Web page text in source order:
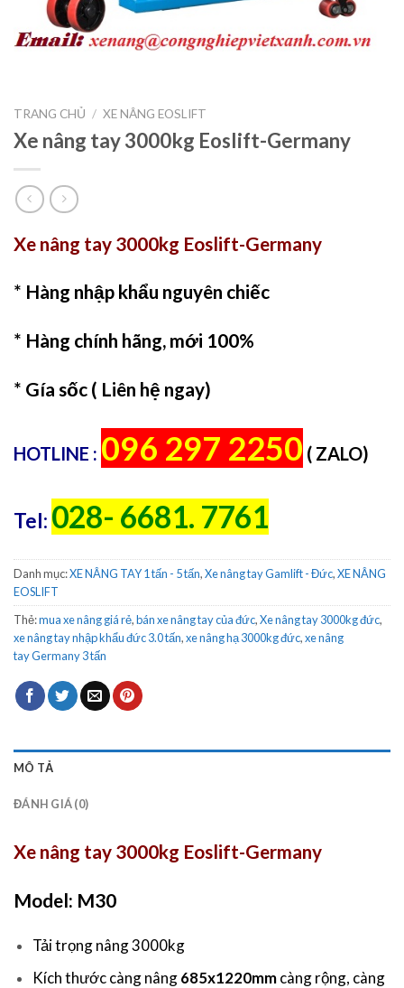
TRANG CHỦ / XE NÂNG EOSLIFT
Xe nâng tay 3000kg Eoslift-Germany
Xe nâng tay 3000kg Eoslift-Germany
* Hàng nhập khẩu nguyên chiếc
* Hàng chính hãng, mới 100%
* Gía sốc ( Liên hệ ngay)
HOTLINE : 096 297 2250 ( ZALO)
Tel: 028- 6681. 7761
Danh mục:XE NÂNG TAY 1 tấn - 5 tấn,Xe nâng tay Gamlift - Đức,XE NÂNG
EOSLIFT
Thẻ:mua xe nâng giá rẻ,bán xe nâng tay của đức,Xe nâng tay 3000kg đức,
xe nâng tay nhập khẩu đức 3.0 tấn,xe nâng hạ 3000kg đức,xe nâng
tay Germany 3 tấn
MÔ TẢ
ĐÁNH GIÁ (0)
Xe nâng tay 3000kg Eoslift-Germany
Model: M30
Tải trọng nâng 3000kg
Kích thước càng nâng685x1220mmcàng rộng, càng